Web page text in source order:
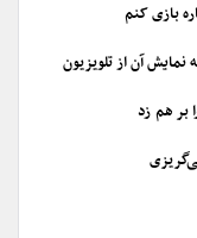
بازی کنم
نمایش آن از تلویزیون
بر هم زد